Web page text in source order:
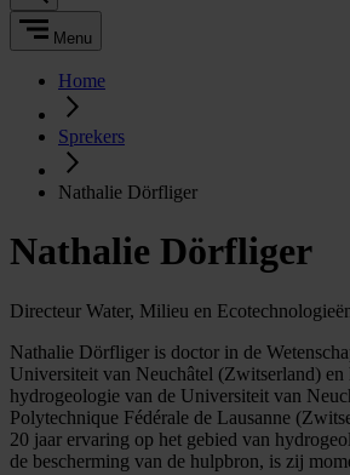
Menu
Home
Sprekers
Nathalie Dörfliger
Nathalie Dörfliger
Directeur Water, Milieu en
Nathalie Dörfliger is doctor in de
Universiteit van Neuchâtel (Zwitserland) en
hydrogeologie van de Universiteit van
Polytechnique Fédérale de Lausanne
20 jaar ervaring op het gebied van
de bescherming van de hulpbron, is zij